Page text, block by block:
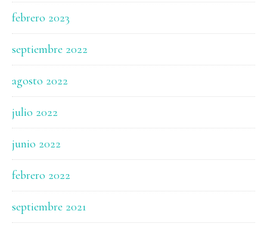
febrero 2023
septiembre 2022
agosto 2022
julio 2022
junio 2022
febrero 2022
septiembre 2021